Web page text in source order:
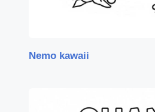
Nemo kawaii